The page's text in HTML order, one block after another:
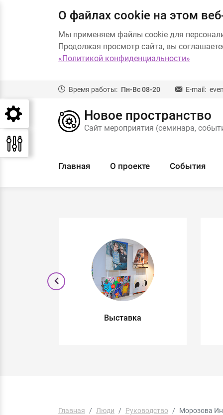
О файлах cookie на этом
Мы применяем файлы cookie для
Продолжая просмотр сайта, вы
«Политикой конфиденциальности»
Время работы: Пн-Вс 08-20 E-mail:
Новое пространство
Сайт мероприятия (семинара,
Главная О проекте События
Выставка
Главная Люди Руководство Морозова